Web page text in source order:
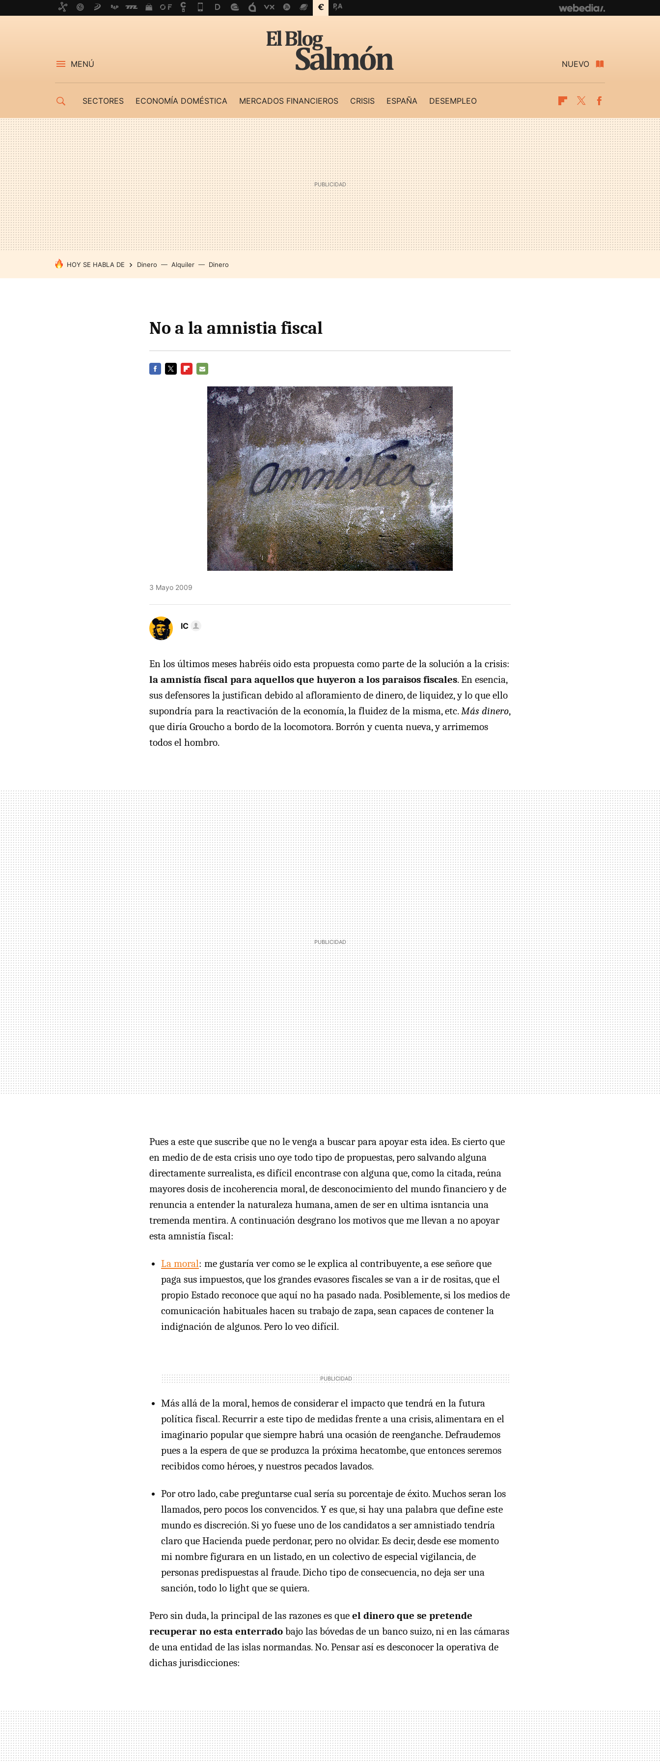
MENÚ NUEVO
SECTORES ECONOMÍA DOMÉSTICA MERCADOS FINANCIEROS CRISIS ESPAÑA DESEMPLEO Flipboard
Twitter
HOY SE HABLA DE Dinero Alquiler Dinero
No a la amnistia fiscal
MAIL
3 Mayo 2009
IC
En los últimos meses habréis oido esta propuesta como parte de la solución a la crisis:
la amnistía fiscal para aquellos que huyeron a los paraisos fiscales. En esencia,
sus defensores la justifican debido al afloramiento de dinero, de liquidez, y lo que ello
supondría para la reactivación de la economía, la fluidez de la misma, etc.Más dinero,
que diría Groucho a bordo de la locomotora. Borrón y cuenta nueva, y arrimemos
todos el hombro.
Pues a este que suscribe que no le venga a buscar para apoyar esta idea. Es cierto que
en medio de de esta crisis uno oye todo tipo de propuestas, pero salvando alguna
directamente surrealista, es difícil encontrase con alguna que, como la citada, reúna
mayores dosis de incoherencia moral, de desconocimiento del mundo financiero y de
renuncia a entender la naturaleza humana, amen de ser en ultima isntancia una
tremenda mentira. A continuación desgrano los motivos que me llevan a no apoyar
esta amnistía fiscal:
La moral: me gustaría ver como se le explica al contribuyente, a ese señore que
paga sus impuestos, que los grandes evasores fiscales se van a ir de rositas, que el
propio Estado reconoce que aquí no ha pasado nada. Posiblemente, si los medios de
comunicación habituales hacen su trabajo de zapa, sean capaces de contener la
indignación de algunos. Pero lo veo difícil.
Más allá de la moral, hemos de considerar el impacto que tendrá en la futura
política fiscal. Recurrir a este tipo de medidas frente a una crisis, alimentara en el
imaginario popular que siempre habrá una ocasión de reenganche. Defraudemos
pues a la espera de que se produzca la próxima hecatombe, que entonces seremos
recibidos como héroes, y nuestros pecados lavados.
Por otro lado, cabe preguntarse cual sería su porcentaje de éxito. Muchos seran los
llamados, pero pocos los convencidos. Y es que, si hay una palabra que define este
mundo es discreción. Si yo fuese uno de los candidatos a ser amnistiado tendría
claro que Hacienda puede perdonar, pero no olvidar. Es decir, desde ese momento
mi nombre figurara en un listado, en un colectivo de especial vigilancia, de
personas predispuestas al fraude. Dicho tipo de consecuencia, no deja ser una
sanción, todo lo light que se quiera.
Pero sin duda, la principal de las razones es que el dinero que se pretende
recuperar no esta enterrado bajo las bóvedas de un banco suizo, ni en las cámaras
de una entidad de las islas normandas. No. Pensar así es desconocer la operativa de
dichas jurisdicciones: